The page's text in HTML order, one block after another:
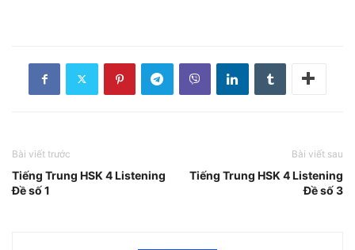
Bài viết trước
Tiếng Trung HSK 4 Listening
Đề số 1
Bài viết sau
Tiếng Trung HSK 4 Listening
Đề số 3